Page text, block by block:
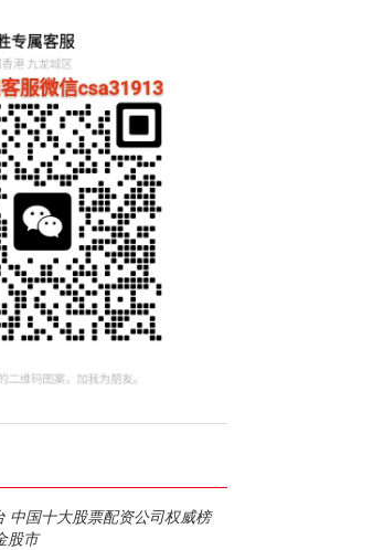
中国十大股票配资公司权威榜
股市